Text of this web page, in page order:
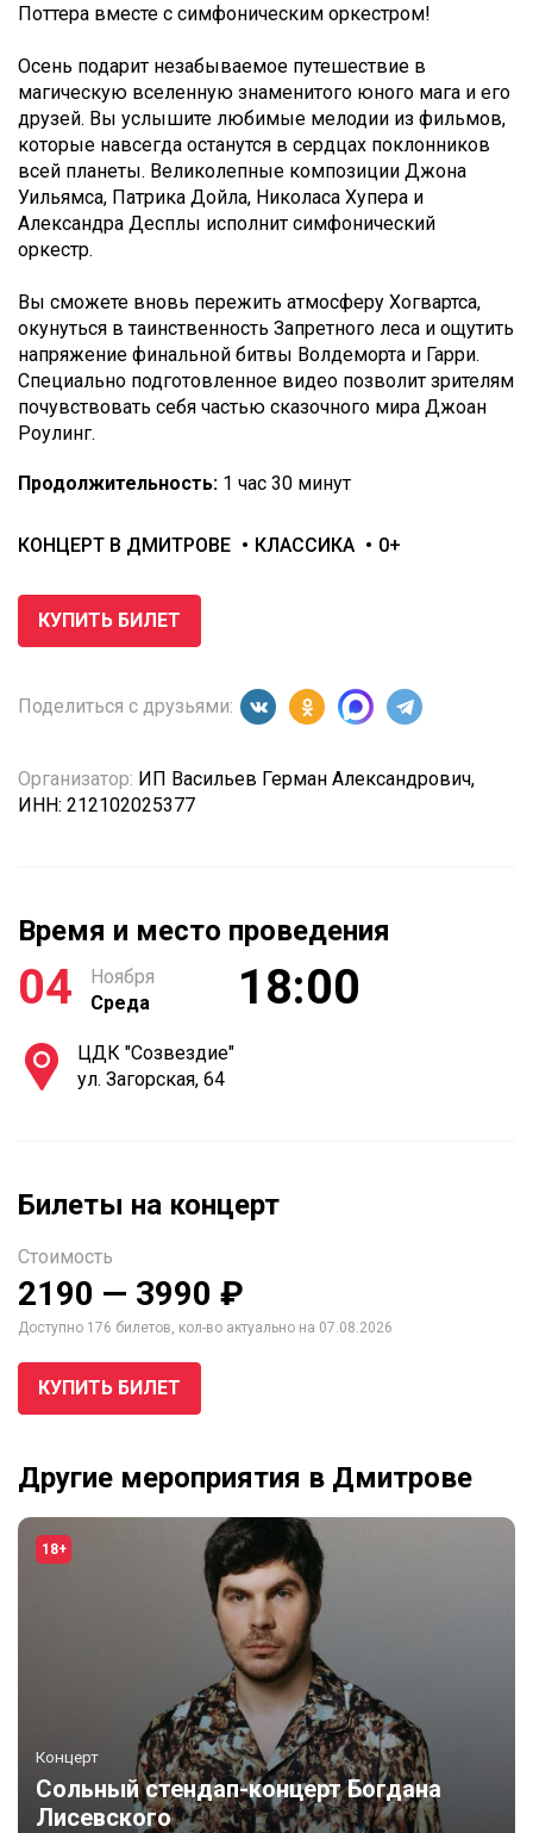
Поттера вместе с симфоническим оркестром!
Осень подарит незабываемое путешествие в
магическую вселенную знаменитого юного мага и его
друзей. Вы услышите любимые мелодии из фильмов,
которые навсегда останутся в сердцах поклонников
всей планеты. Великолепные композиции Джона
Уильямса, Патрика Дойла, Николаса Хупера и
Александра Десплы исполнит симфонический
оркестр.
Вы сможете вновь пережить атмосферу Хогвартса,
окунуться в таинственность Запретного леса и ощутить
напряжение финальной битвы Волдеморта и Гарри.
Специально подготовленное видео позволит зрителям
почувствовать себя частью сказочного мира Джоан
Роулинг.
Продолжительность: 1 час 30 минут
КОНЦЕРТ В ДМИТРОВЕ КЛАССИКА 0+
КУПИТЬ БИЛЕТ
Поделиться с друзьями:
Организатор: ИП Васильев Герман Александрович,
ИНН: 212102025377
Время и место проведения
04
Ноября
Среда
18:00
ЦДК "Созвездие"
ул. Загорская, 64
Билеты на концерт
Стоимость
2190 — 3990 ₽
Доступно 176 билетов, кол-во актуально на 07.08.2026
КУПИТЬ БИЛЕТ
Другие мероприятия в Дмитрове
18+
Концерт
Сольный стендап-концерт Богдана
Лисевского